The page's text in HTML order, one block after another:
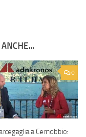
0
a Cernobbio: